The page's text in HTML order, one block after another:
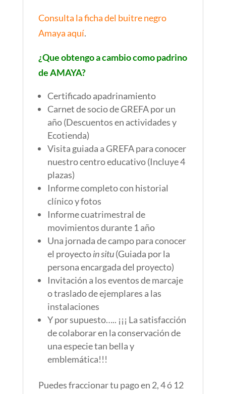
Consulta la ficha del buitre negro
Amaya aquí.
¿Que obtengo a cambio como padrino
de AMAYA?
Certificado apadrinamiento
Carnet de socio de GREFA por un
año (Descuentos en actividades y
Ecotienda)
Visita guiada a GREFA para conocer
nuestro centro educativo (Incluye 4
plazas)
Informe completo con historial
clínico y fotos
Informe cuatrimestral de
movimientos durante 1 año
Una jornada de campo para conocer
el proyectoin situ(Guiada por la
persona encargada del proyecto)
Invitación a los eventos de marcaje
o traslado de ejemplares a las
instalaciones
Y por supuesto….. ¡¡¡ La satisfacción
de colaborar en la conservación de
una especie tan bella y
emblemática!!!
Puedes fraccionar tu pago en 2, 4 ó 12